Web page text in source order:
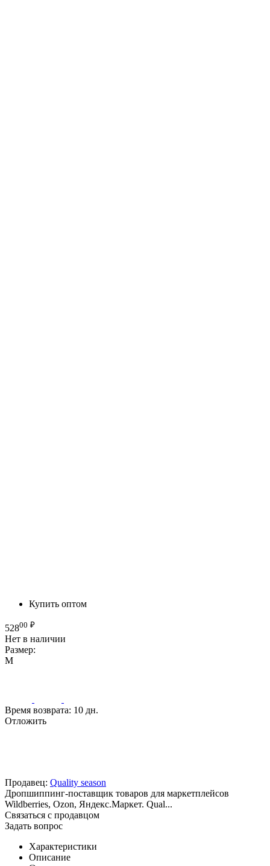
Купить оптом
52800 ₽
Нет в наличии
Размер:
M
Время возврата: 10 дн.
Отложить
Продавец: Quality season
Дропшиппинг-поставщик товаров для маркетплейсов
Wildberries, Ozon, Яндекс.Маркет. Qual...
Связаться с продавцом
Задать вопрос
Характеристики
Описание